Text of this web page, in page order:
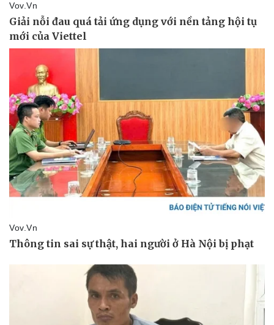
Dinh dưỡng - món ngon